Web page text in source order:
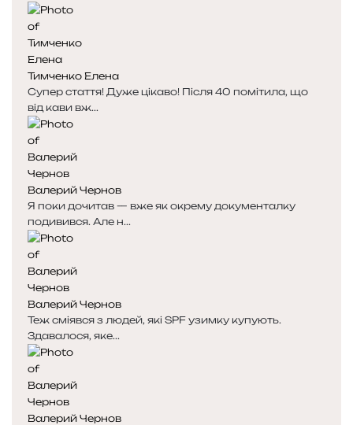
Тимченко Елена
Супер стаття! Дуже цікаво! Після 40 помітила, що
від кави вж...
Валерий Чернов
Я поки дочитав — вже як окрему документалку
подивився. Але н...
Валерий Чернов
Теж сміявся з людей, які SPF узимку купують.
Здавалося, яке...
Валерий Чернов